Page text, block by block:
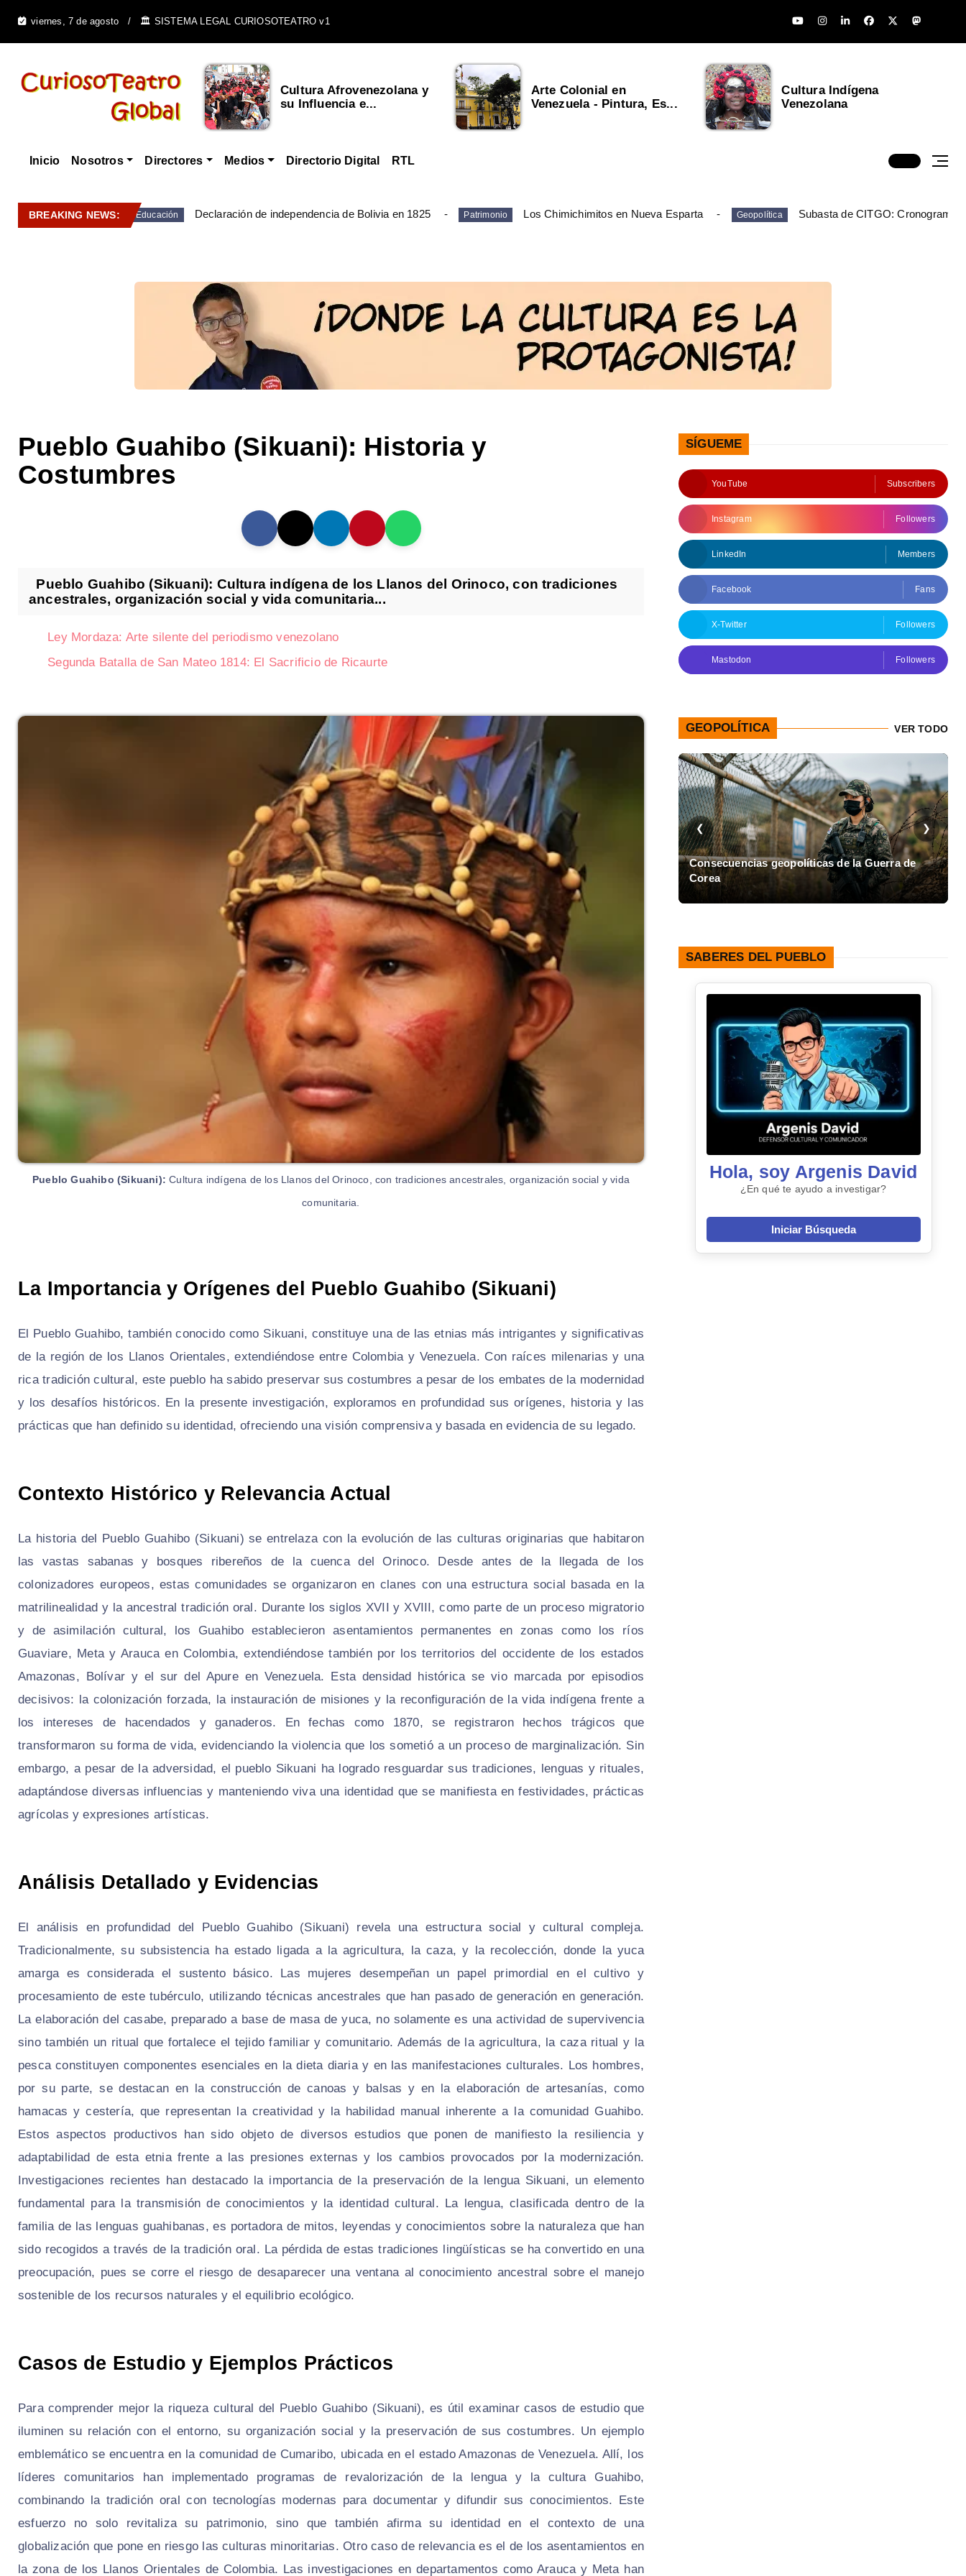
viernes, 7 de agosto 🏛️ SISTEMA LEGAL CURIOSOTEATRO v1
Cultura Afrovenezolana y
su Influencia e...
Arte Colonial en
Venezuela - Pintura, Es...
Cultura Indígena
Venezolana
Inicio Nosotros Directores Medios Directorio Digital RTL
BREAKING NEWS: Educación Declaración de independencia de Bolivia en 1825 Patrimonio Los Chimichimitos en Nueva Esparta Geopolítica Subasta de CITGO: Cronograma
Pueblo Guahibo (Sikuani): Historia y
Costumbres
Pueblo Guahibo (Sikuani): Cultura indígena de los Llanos del Orinoco, con tradiciones
ancestrales, organización social y vida comunitaria...
Ley Mordaza: Arte silente del periodismo venezolano
Segunda Batalla de San Mateo 1814: El Sacrificio de Ricaurte
Pueblo Guahibo (Sikuani): Cultura indígena de los Llanos del Orinoco, con tradiciones ancestrales, organización social y vida
comunitaria.
La Importancia y Orígenes del Pueblo Guahibo (Sikuani)
El Pueblo Guahibo, también conocido como Sikuani, constituye una de las etnias más intrigantes y significativas
de la región de los Llanos Orientales, extendiéndose entre Colombia y Venezuela. Con raíces milenarias y una
rica tradición cultural, este pueblo ha sabido preservar sus costumbres a pesar de los embates de la modernidad
y los desafíos históricos. En la presente investigación, exploramos en profundidad sus orígenes, historia y las
prácticas que han definido su identidad, ofreciendo una visión comprensiva y basada en evidencia de su legado.
Contexto Histórico y Relevancia Actual
La historia del Pueblo Guahibo (Sikuani) se entrelaza con la evolución de las culturas originarias que habitaron
las vastas sabanas y bosques ribereños de la cuenca del Orinoco. Desde antes de la llegada de los
colonizadores europeos, estas comunidades se organizaron en clanes con una estructura social basada en la
matrilinealidad y la ancestral tradición oral. Durante los siglos XVII y XVIII, como parte de un proceso migratorio
y de asimilación cultural, los Guahibo establecieron asentamientos permanentes en zonas como los ríos
Guaviare, Meta y Arauca en Colombia, extendiéndose también por los territorios del occidente de los estados
Amazonas, Bolívar y el sur del Apure en Venezuela. Esta densidad histórica se vio marcada por episodios
decisivos: la colonización forzada, la instauración de misiones y la reconfiguración de la vida indígena frente a
los intereses de hacendados y ganaderos. En fechas como 1870, se registraron hechos trágicos que
transformaron su forma de vida, evidenciando la violencia que los sometió a un proceso de marginalización. Sin
embargo, a pesar de la adversidad, el pueblo Sikuani ha logrado resguardar sus tradiciones, lenguas y rituales,
adaptándose diversas influencias y manteniendo viva una identidad que se manifiesta en festividades, prácticas
agrícolas y expresiones artísticas.
Análisis Detallado y Evidencias
El análisis en profundidad del Pueblo Guahibo (Sikuani) revela una estructura social y cultural compleja.
Tradicionalmente, su subsistencia ha estado ligada a la agricultura, la caza, y la recolección, donde la yuca
amarga es considerada el sustento básico. Las mujeres desempeñan un papel primordial en el cultivo y
procesamiento de este tubérculo, utilizando técnicas ancestrales que han pasado de generación en generación.
La elaboración del casabe, preparado a base de masa de yuca, no solamente es una actividad de supervivencia
sino también un ritual que fortalece el tejido familiar y comunitario. Además de la agricultura, la caza ritual y la
pesca constituyen componentes esenciales en la dieta diaria y en las manifestaciones culturales. Los hombres,
por su parte, se destacan en la construcción de canoas y balsas y en la elaboración de artesanías, como
hamacas y cestería, que representan la creatividad y la habilidad manual inherente a la comunidad Guahibo.
Estos aspectos productivos han sido objeto de diversos estudios que ponen de manifiesto la resiliencia y
adaptabilidad de esta etnia frente a las presiones externas y los cambios provocados por la modernización.
Investigaciones recientes han destacado la importancia de la preservación de la lengua Sikuani, un elemento
fundamental para la transmisión de conocimientos y la identidad cultural. La lengua, clasificada dentro de la
familia de las lenguas guahibanas, es portadora de mitos, leyendas y conocimientos sobre la naturaleza que han
sido recogidos a través de la tradición oral. La pérdida de estas tradiciones lingüísticas se ha convertido en una
preocupación, pues se corre el riesgo de desaparecer una ventana al conocimiento ancestral sobre el manejo
sostenible de los recursos naturales y el equilibrio ecológico.
Casos de Estudio y Ejemplos Prácticos
Para comprender mejor la riqueza cultural del Pueblo Guahibo (Sikuani), es útil examinar casos de estudio que
iluminen su relación con el entorno, su organización social y la preservación de sus costumbres. Un ejemplo
emblemático se encuentra en la comunidad de Cumaribo, ubicada en el estado Amazonas de Venezuela. Allí, los
líderes comunitarios han implementado programas de revalorización de la lengua y la cultura Guahibo,
combinando la tradición oral con tecnologías modernas para documentar y difundir sus conocimientos. Este
esfuerzo no solo revitaliza su patrimonio, sino que también afirma su identidad en el contexto de una
globalización que pone en riesgo las culturas minoritarias. Otro caso de relevancia es el de los asentamientos en
la zona de los Llanos Orientales de Colombia. Las investigaciones en departamentos como Arauca y Meta han
SÍGUEME
YouTube Subscribers
Instagram Followers
LinkedIn Members
Facebook Fans
X-Twitter Followers
Mastodon Followers
GEOPOLÍTICA VER TODO
❮
Subasta de CITGO: Cronograma y Ofertas en
Delaware
Consecuencias geopolíticas de la Guerra de
Corea
❯
SABERES DEL PUEBLO
Hola, soy Argenis David
¿En qué te ayudo a investigar?
Iniciar Búsqueda